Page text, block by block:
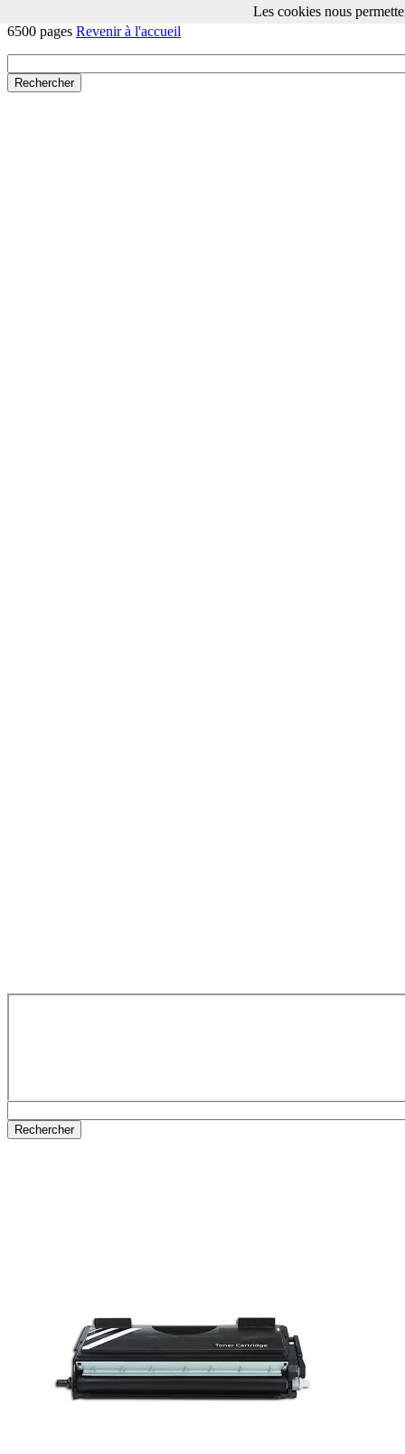
Brother DCP 8025 DN - TN-7600 - Compatible - Toner Noir -
6500 pages Revenir à l'accueil
Les cookies nous